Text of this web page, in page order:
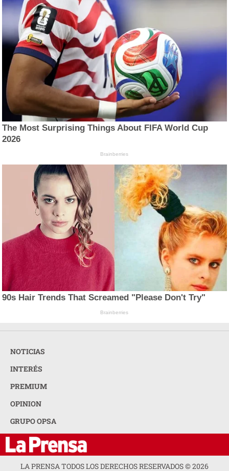
The Most Surprising Things About FIFA World Cup
2026
Brainberries
90s Hair Trends That Screamed "Please Don't Try"
Brainberries
NOTICIAS
INTERÉS
PREMIUM
OPINION
GRUPO OPSA
LA PRENSA TODOS LOS DERECHOS RESERVADOS ©2026